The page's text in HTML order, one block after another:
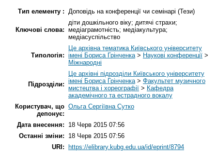
Тип елементу : Доповідь на конференції чи семінарі (Тези)
Ключові слова:
діти дошкільного віку; дитячі страхи;
медіаграмотність; медіакультура;
медіасуспільство
Типологія:
Це архівна тематика Київського університету
імені Бориса Грінченка> Наукові конференції >
Міжнародні
Підрозділи:
Це архівні підрозділи Київського університету
імені Бориса Грінченка> Факультет музичного
мистецтва і хореографії > Кафедра
академічного та естрадного вокалу
Користувач, що
депонує:
Ольга Сергіївна Сутко
Дата внесення:
18 Черв 2015 07:56
Останні зміни:
18 Черв 2015 07:56
URI:
https://elibrary.kubg.edu.ua/id/eprint/8794